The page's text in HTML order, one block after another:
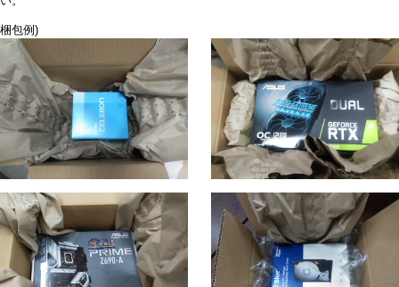
梱包例)